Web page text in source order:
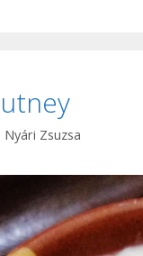
Nyári Zsuzsa